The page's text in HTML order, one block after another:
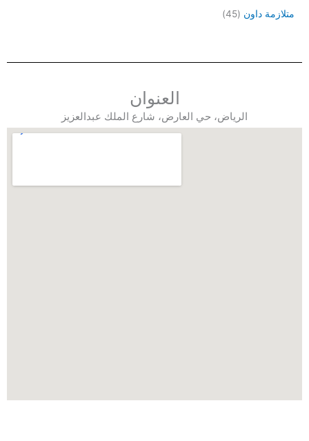
متلازمة داون (45)
العنوان
الرياض، حي العارض، شارع الملك عبدالعزيز